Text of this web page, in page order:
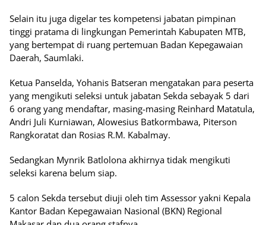
Selain itu juga digelar tes kompetensi jabatan pimpinan
tinggi pratama di lingkungan Pemerintah Kabupaten MTB,
yang bertempat di ruang pertemuan Badan Kepegawaian
Daerah, Saumlaki.
Ketua Panselda, Yohanis Batseran mengatakan para peserta
yang mengikuti seleksi untuk jabatan Sekda sebayak 5 dari
6 orang yang mendaftar, masing-masing Reinhard Matatula,
Andri Juli Kurniawan, Alowesius Batkormbawa, Piterson
Rangkoratat dan Rosias R.M. Kabalmay.
Sedangkan Mynrik Batlolona akhirnya tidak mengikuti
seleksi karena belum siap.
5 calon Sekda tersebut diuji oleh tim Assessor yakni Kepala
Kantor Badan Kepegawaian Nasional (BKN) Regional